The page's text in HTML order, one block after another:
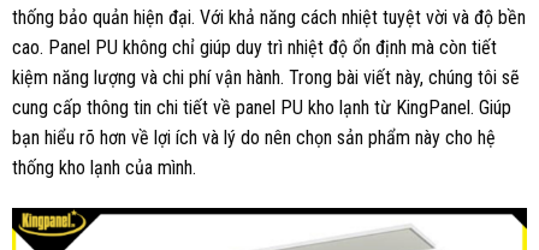
thống bảo quản hiện đại. Với khả năng cách nhiệt tuyệt vời và độ bền
cao. Panel PU không chỉ giúp duy trì nhiệt độ ổn định mà còn tiết
kiệm năng lượng và chi phí vận hành. Trong bài viết này, chúng tôi sẽ
cung cấp thông tin chi tiết về panel PU kho lạnh từ KingPanel. Giúp
bạn hiểu rõ hơn về lợi ích và lý do nên chọn sản phẩm này cho hệ
thống kho lạnh của mình.